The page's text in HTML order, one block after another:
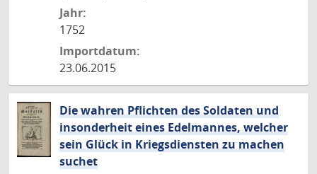
Jahr:
1752
Importdatum:
23.06.2015
Die wahren Pflichten des Soldaten und
insonderheit eines Edelmannes, welcher
sein Glück in Kriegsdiensten zu machen
suchet